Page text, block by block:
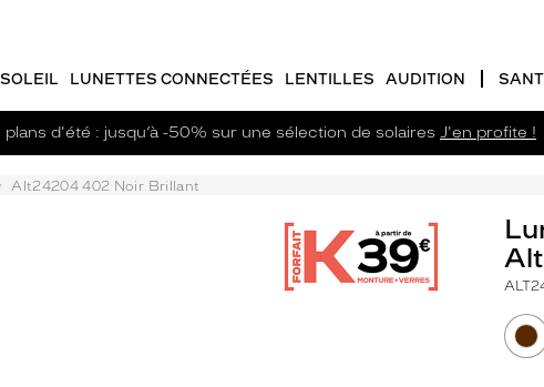
LUNETTES CONNECTÉES LENTILLES AUDITION
plans d'été : jusqu’à -50% sur une sélection de solaires J'en profite !
Alt24204 402 Noir Brillant